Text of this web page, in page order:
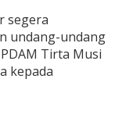
segera
undang-undang
Tirta Musi
kepada